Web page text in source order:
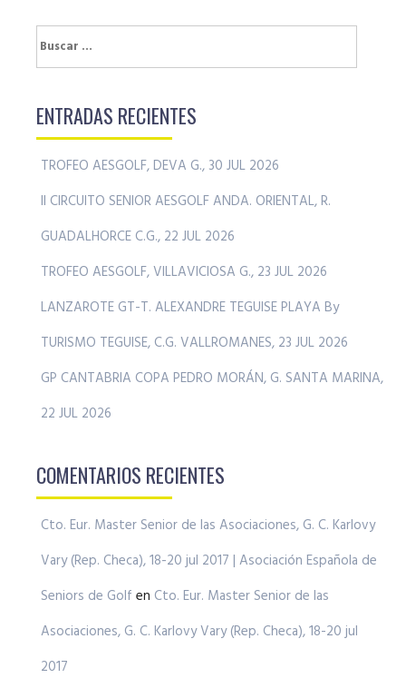
Buscar:
ENTRADAS RECIENTES
TROFEO AESGOLF, DEVA G., 30 JUL 2026
II CIRCUITO SENIOR AESGOLF ANDA. ORIENTAL, R.
GUADALHORCE C.G., 22 JUL 2026
TROFEO AESGOLF, VILLAVICIOSA G., 23 JUL 2026
LANZAROTE GT-T. ALEXANDRE TEGUISE PLAYA By
TURISMO TEGUISE, C.G. VALLROMANES, 23 JUL 2026
GP CANTABRIA COPA PEDRO MORÁN, G. SANTA MARINA,
22 JUL 2026
COMENTARIOS RECIENTES
Cto. Eur. Master Senior de las Asociaciones, G. C. Karlovy
Vary (Rep. Checa), 18-20 jul 2017 | Asociación Española de
Seniors de Golf en Cto. Eur. Master Senior de las
Asociaciones, G. C. Karlovy Vary (Rep. Checa), 18-20 jul
2017